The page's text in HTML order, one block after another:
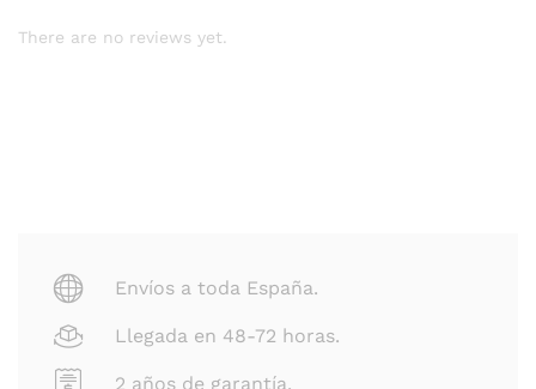
There are no reviews yet.
Envíos a toda España.
Llegada en 48-72 horas.
2 años de garantía.